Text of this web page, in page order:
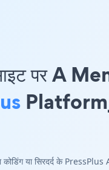
पर A
कोडिंग या सिरदर्द के